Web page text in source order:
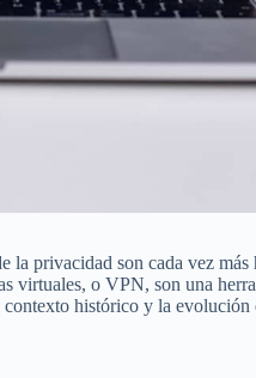
la privacidad son cada vez más
virtuales, o VPN, son una
histórico y la